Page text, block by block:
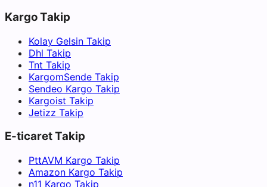
Kargo Takip
Kolay Gelsin Takip
Dhl Takip
Tnt Takip
KargomSende Takip
Sendeo Kargo Takip
Kargoist Takip
Jetizz Takip
E-ticaret Takip
PttAVM Kargo Takip
Amazon Kargo Takip
n11 Kargo Takip